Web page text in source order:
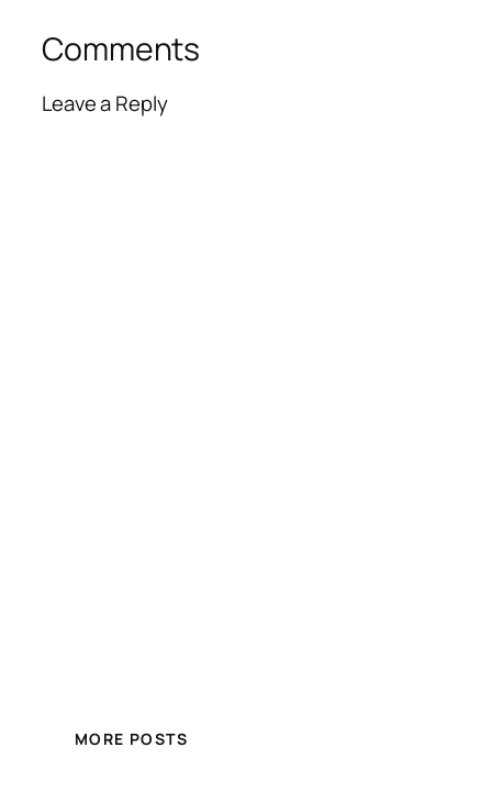
Comments
Leave a Reply
MORE POSTS